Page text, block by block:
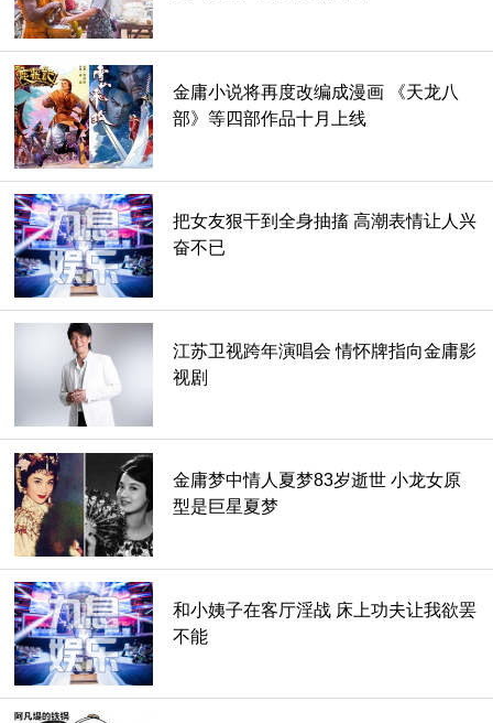
金庸笔下的江湖，是斑斓意境，是江湖澎湃，是善恶性情，是
正邪分明，是快意恩仇，是刀锋凛冽，是爱恨别离，但温润而
有情感，缠绵而又决绝，桃花影里飞神剑，碧海潮生按玉箫，
蹉跎的江湖路便是人生路，一回首虽天高海阔，纵如你“侠之
大者”，终难破这生死红尘，全都随他铺陈通往另一个侠义的
时空。如斯恢宏而精妙的文学格局、精神世界，不复再了。
有人说现在很多网文写的比金庸好，真是无知者无畏。你能写
得出黄药师的洒脱不羁，郭靖的诚朴忠厚，杨过的特立独行，
金庸小说将再度改编成漫画 《天龙八
部》等四部作品十月上线
把女友狠干到全身抽搐 高潮表情让人兴
奋不已
江苏卫视跨年演唱会 情怀牌指向金庸影
视剧
金庸梦中情人夏梦83岁逝世 小龙女原
型是巨星夏梦
和小姨子在客厅淫战 床上功夫让我欲罢
不能